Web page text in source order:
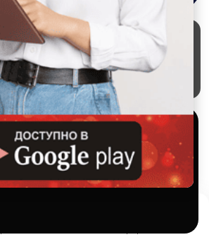
О проекте
Удаление аккаунта
Конфиденциальность
и рекомендательные
лучше. Оставаясь с нами, вы
использование файлов куки.